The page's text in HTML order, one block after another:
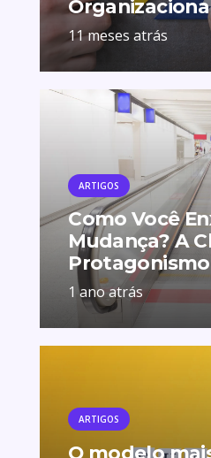
11 meses atrás
ARTIGOS
Como Você
Mudança? A
1 ano atrás
ARTIGOS
O modelo